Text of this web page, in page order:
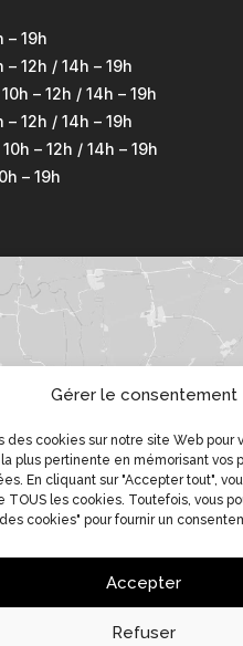
Gérer le consentement
des cookies sur notre site Web pour
plus pertinente en mémorisant vos
En cliquant sur "Accepter tout",
TOUS les cookies. Toutefois, vous
cookies" pour fournir un
Accepter
Refuser
– 19h
– 12h / 14h – 19h
– 12h / 14h – 19h
– 12h / 14h – 19h
– 12h / 14h – 19h
– 19h
Cliquez pour accepter les